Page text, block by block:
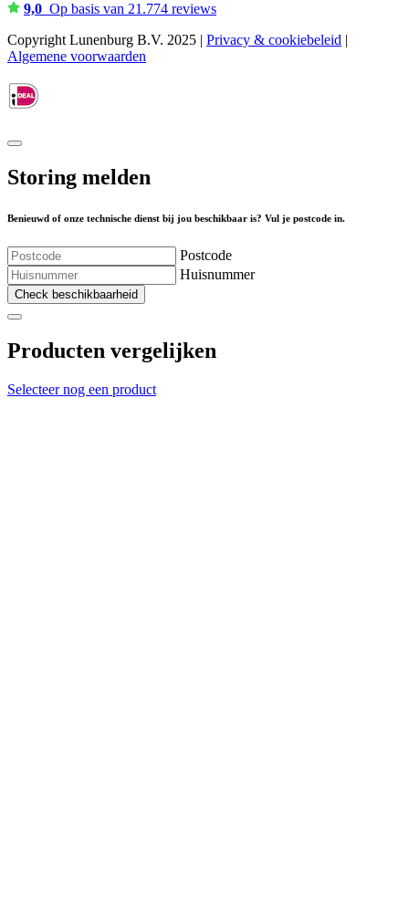
9,0 Op basis van 21.774 reviews
Copyright Lunenburg B.V. 2025 | Privacy & cookiebeleid |
Algemene voorwaarden
Storing melden
Benieuwd of onze technische dienst bij jou beschikbaar is? Vul je postcode in.
Postcode
Huisnummer
Check beschikbaarheid
Producten vergelijken
Selecteer nog een product